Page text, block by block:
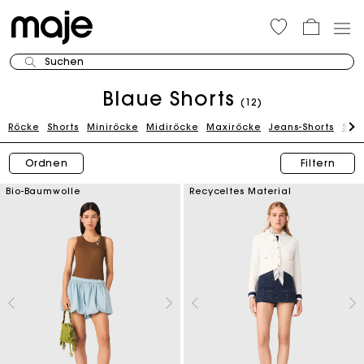
Suchen
Blaue Shorts (12)
Röcke Shorts Miniröcke Midiröcke Maxiröcke Jeans-Shorts
Ordnen Filtern
Bio-Baumwolle Recyceltes Material